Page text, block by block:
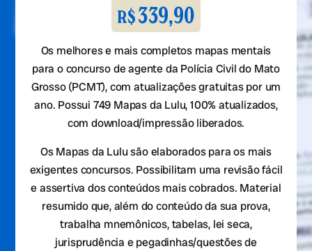
R$339,90
Os melhores e mais completos mapas mentais
para o concurso de agente da Polícia Civil do Mato
Grosso (PCMT), com atualizações gratuitas por um
ano. Possui 749 Mapas da Lulu, 100% atualizados,
com download/impressão liberados.
Os Mapas da Lulu são elaborados para os mais
exigentes concursos. Possibilitam uma revisão fácil
e assertiva dos conteúdos mais cobrados. Material
resumido que, além do conteúdo da sua prova,
trabalha mnemônicos, tabelas, lei seca,
jurisprudência e pegadinhas/questões de